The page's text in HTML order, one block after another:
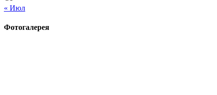
« Июл
Фотогалерея